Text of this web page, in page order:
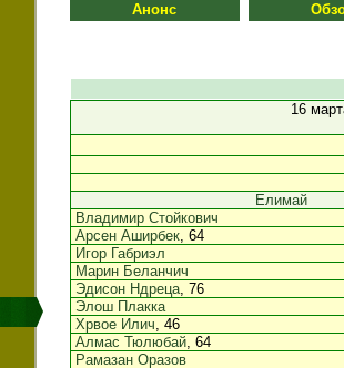
Анонс
16
Елимай
Владимир Стойкович
Арсен Аширбек, 64
Игор Габриэл
Марин Беланчич
Эдисон Ндреца, 76
Элош Плакка
Хрвое Илич, 46
Алмас Тюлюбай, 64
Рамазан Оразов